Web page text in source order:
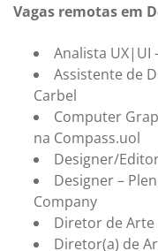
Vagas remotas em
Analista UX|UI
Assistente de
Carbel
Computer
na Compass.uol
Designer/
Designer –
Company
Diretor de Arte
Diretor(a) de